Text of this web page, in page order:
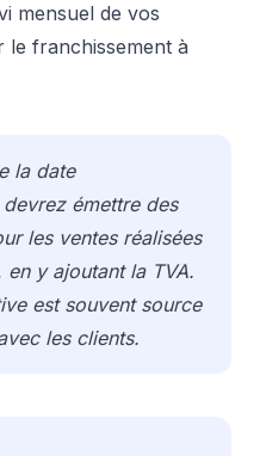
mensuel de vos
le franchissement à
la date
devrez émettre des
les ventes réalisées
y ajoutant la TVA.
est souvent source
les clients.